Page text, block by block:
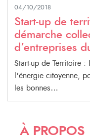
04/10/2018
Start-up de
démarche
d’entreprises
Start-up de Territoire
l'énergie citoyenne,
les bonnes…
À PROPOS